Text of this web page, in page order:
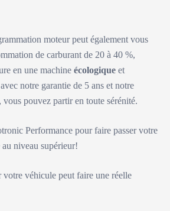
moteur peut également vous
de carburant de 20 à 40 %,
en une machine écologique et
notre garantie de 5 ans et notre
vous pouvez partir en toute sérénité.
Performance pour faire passer votre
niveau supérieur!
votre véhicule peut faire une réelle